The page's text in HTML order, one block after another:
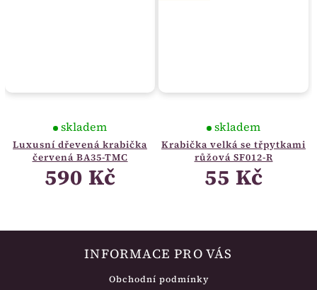
Luxusní dřevená krabička
červená BA35-TMC
skladem
590 Kč
Krabička velká se třpytkami
růžová SF012-R
skladem
55 Kč
INFORMACE PRO VÁS
Obchodní podmínky